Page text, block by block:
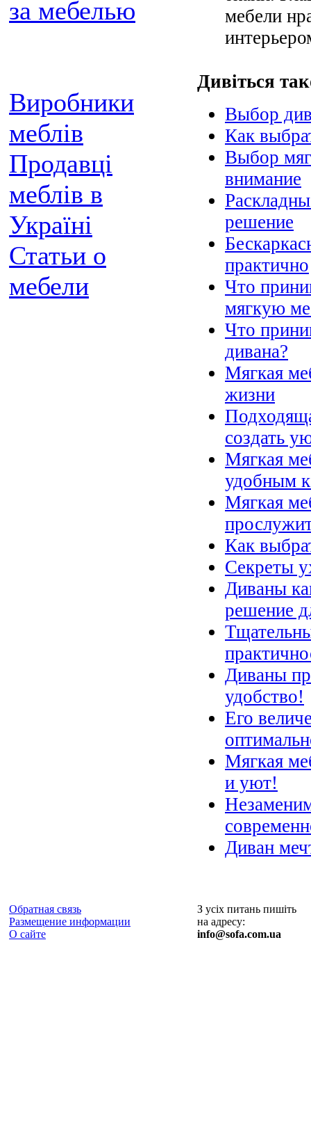
за мебелью
Виробники
меблів
Продавці
меблів в
Україні
Статьи о
мебели
мебели
Дивіться
Выбор
Как
Выбор
внимание
решение
практично
Что
мягкую
Что
дивана?
Мягкая
жизни
создать
Мягкая
удобным
Мягкая
Как
Секреты
Диваны
решение
Диваны
удобство!
Его
Мягкая
и уют!
Диван
Обратная связь
Размещение информации
О сайте
З усіх питань пишіть
на адресу:
info@sofa.com.ua